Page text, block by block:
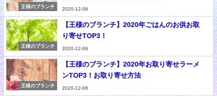
王様のブランチ
2020-12-06
王様のブランチ
【王様のブランチ】2020年ごはんのお供お取
り寄せTOP3！
2020-12-06
王様のブランチ
【王様のブランチ】2020年お取り寄せラーメ
ンTOP3！お取り寄せ方法
2020-12-06